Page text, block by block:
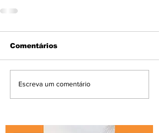
Comentários
Escreva um comentário